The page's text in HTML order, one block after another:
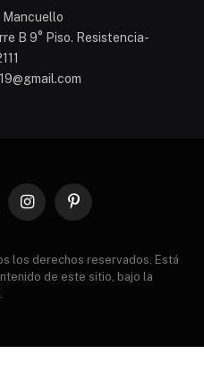
Mancuello
B 9° Piso. Resistencia-
InstagramPinterest
los derechos reservados. Está
de este sitio, bajo la